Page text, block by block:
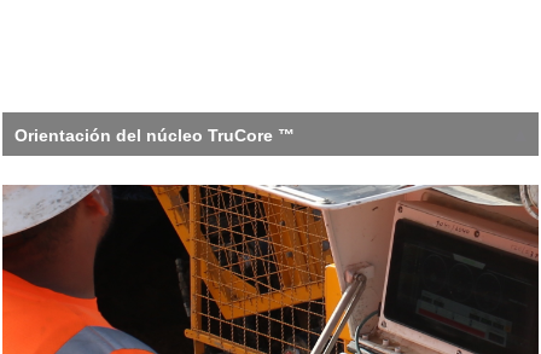
Orientación del núcleo TruCore ™
active la herramienta en cada ejecución, reduciendo el riesgo
de falla Leer más >>